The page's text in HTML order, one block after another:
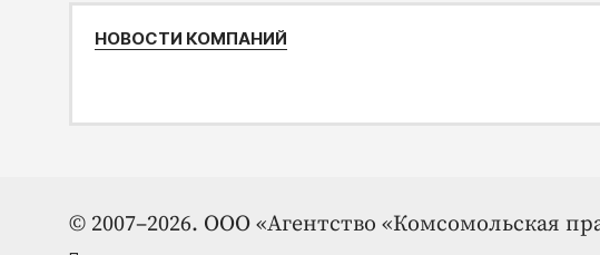
НОВОСТИ КОМПАНИЙ
© 2007–2026. ООО «Агентство «Комсомольская